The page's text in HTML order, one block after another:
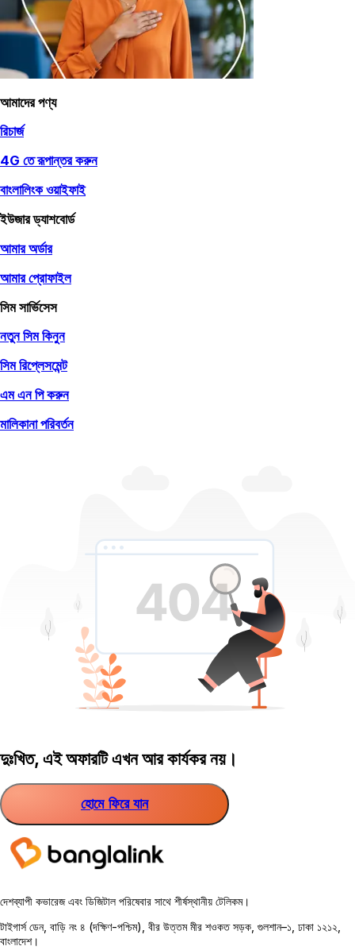
আমাদের পণ্য
রিচার্জ
4G তে রূপান্তর করুন
বাংলালিংক ওয়াইফাই
ইউজার ড্যাশবোর্ড
আমার অর্ডার
আমার প্রোফাইল
সিম সার্ভিসেস
নতুন সিম কিনুন
সিম রিপ্লেসমেন্ট
এম এন পি করুন
মালিকানা পরিবর্তন
দুঃখিত, এই অফারটি এখন আর কার্যকর নয়।
হোমে ফিরে যান
দেশব্যাপী কভারেজ এবং ডিজিটাল পরিষেবার সাথে শীর্ষস্থানীয় টেলিকম।
টাইগার্স ডেন, বাড়ি নং ৪ (দক্ষিণ-পশ্চিম), বীর উত্তম মীর শওকত সড়ক, গুলশান–১, ঢাকা ১২১২,
বাংলাদেশ।